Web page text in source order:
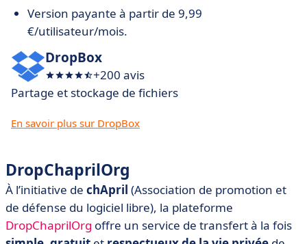
Version payante à partir de 9,99
€/utilisateur/mois.
DropBox
+200 avis
Partage et stockage de fichiers
En savoir plus sur DropBox
DropChaprilOrg
À l’initiative de chApril (Association de promotion et
de défense du logiciel libre), la plateforme
DropChaprilOrg offre un service de transfert à la fois